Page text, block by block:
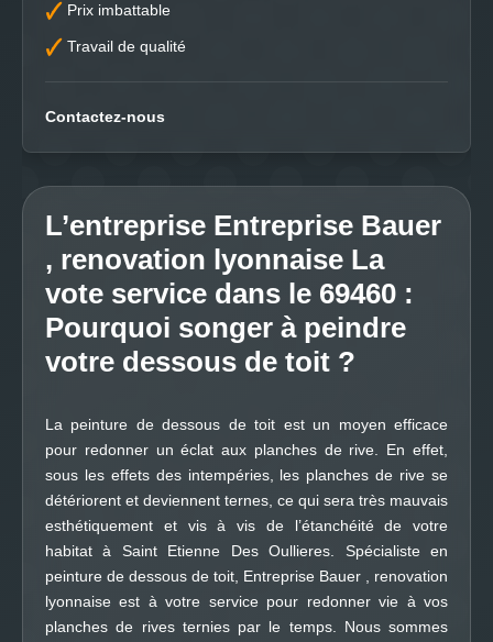
Prix imbattable
Travail de qualité
Contactez-nous
L’entreprise Entreprise Bauer
, renovation lyonnaise La
vote service dans le 69460 :
Pourquoi songer à peindre
votre dessous de toit ?
La peinture de dessous de toit est un moyen efficace
pour redonner un éclat aux planches de rive. En effet,
sous les effets des intempéries, les planches de rive se
détériorent et deviennent ternes, ce qui sera très mauvais
esthétiquement et vis à vis de l’étanchéité de votre
habitat à Saint Etienne Des Oullieres. Spécialiste en
peinture de dessous de toit, Entreprise Bauer , renovation
lyonnaise est à votre service pour redonner vie à vos
planches de rives ternies par le temps. Nous sommes